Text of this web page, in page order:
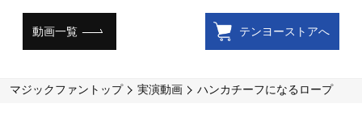
動画一覧 テンヨーストアへ
マジックファントップ 実演動画 ハンカチーフになるロープ